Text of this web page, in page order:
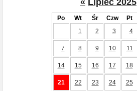
« Lipiec 2025
Po Wt Śr Czw Pt
1
2 3 4
7 8 9 10 11
14 15 16 17 18
21 22 23 24 25